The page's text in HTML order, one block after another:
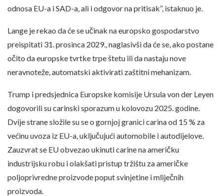
odnosa EU-a i SAD-a, ali i odgovor na pritisak”, istaknuo je.
Lange je rekao da će se učinak na europsko gospodarstvo
preispitati 31. prosinca 2029., naglasivši da će se, ako postane
očito da europske tvrtke trpe štetu ili da nastaju nove
neravnoteže, automatski aktivirati zaštitni mehanizam.
Trump i predsjednica Europske komisije Ursula von der Leyen
dogovorili su carinski sporazum u kolovozu 2025. godine.
Dvije strane složile su se o gornjoj granici carina od 15 % za
većinu uvoza iz EU-a, uključujući automobile i autodijelove.
Zauzvrat se EU obvezao ukinuti carine na američku
industrijsku robu i olakšati pristup tržištu za američke
poljoprivredne proizvode poput svinjetine i mliječnih
proizvoda.